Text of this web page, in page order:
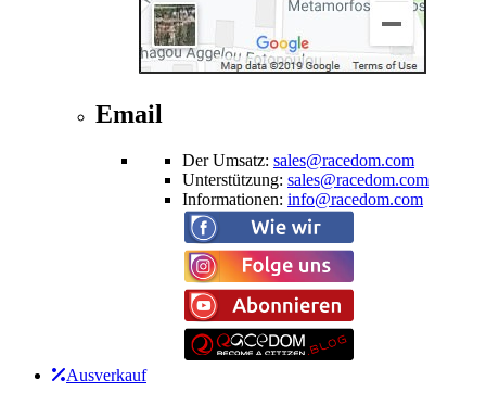
Email
Der Umsatz: sales@racedom.com
Unterstützung: sales@racedom.com
Informationen: info@racedom.com
Ausverkauf